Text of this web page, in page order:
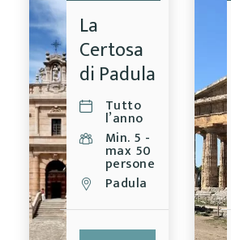
La
Certosa
di Padula
Tutto
l’anno
Min. 5 -
max 50
persone
Padula